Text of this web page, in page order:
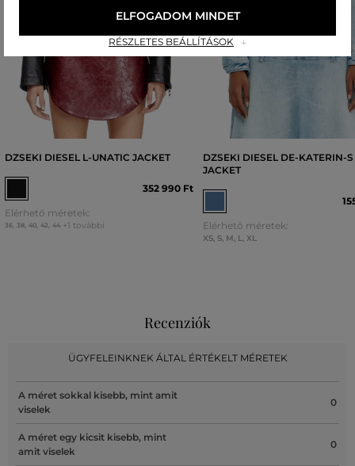
DZSEKI DIESEL L-UNATIC JACKET
352 990 Ft
Elérhető méretek:
36, 38, 40, 42, 44 +1 további
DZSEKI DIESEL DE-KATERIN-S
JACKET
Elérhető méretek:
XS, S, M, L, XL
Recenziók
ÜGYFELEINKNEK ÁLTAL ÉRTÉKELT MÉRETEK
A méret sokkal kisebb, mint amit
viselek
0
A méret egy kicsit kisebb, mint
amit viselek
0
RÉSZLETES BEÁLLÍTÁSOK
ELFOGADOM MINDET